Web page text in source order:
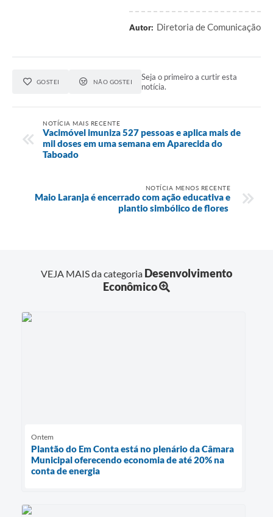
Autor: Diretoria de Comunicação
GOSTEI NÃO GOSTEI
Seja o primeiro a curtir esta
notícia.
NOTÍCIA MAIS RECENTE
Vacimóvel imuniza 527 pessoas e aplica mais de
mil doses em uma semana em Aparecida do
Taboado
NOTÍCIA MENOS RECENTE
Maio Laranja é encerrado com ação educativa e
plantio simbólico de flores
VEJA MAIS da categoria Desenvolvimento
Econômico
Ontem
Plantão do Em Conta está no plenário da Câmara
Municipal oferecendo economia de até 20% na
conta de energia